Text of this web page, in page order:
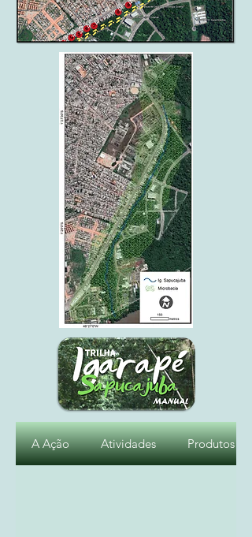
A Ação Atividades Produtos